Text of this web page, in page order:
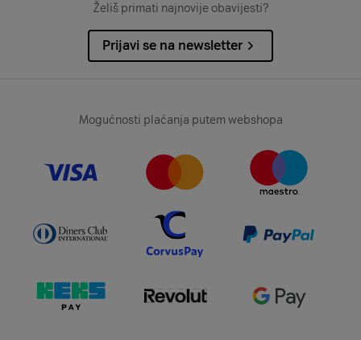
Želiš primati najnovije obavijesti?
Prijavi se na newsletter
Mogućnosti plaćanja putem webshopa